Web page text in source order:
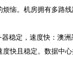
烦恼。机房拥有多路
器稳定，速度快：澳
度快且稳定。数据中